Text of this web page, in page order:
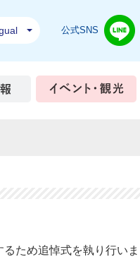
公式SNS
り 市政情報
ため追悼式を執り行いま